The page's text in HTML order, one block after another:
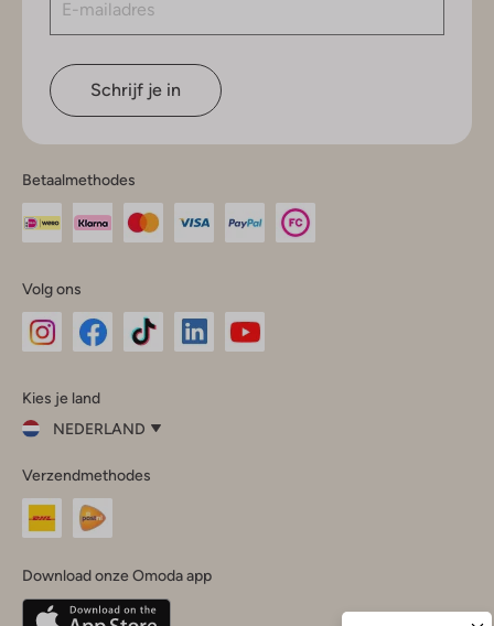
Schrijf je in
Betaalmethodes
Volg ons
InstagramFacebook
Kies je land
NEDERLAND
je
land
Nederland
Belgique(Français)
Verzendmethodes
Download onze Omoda app